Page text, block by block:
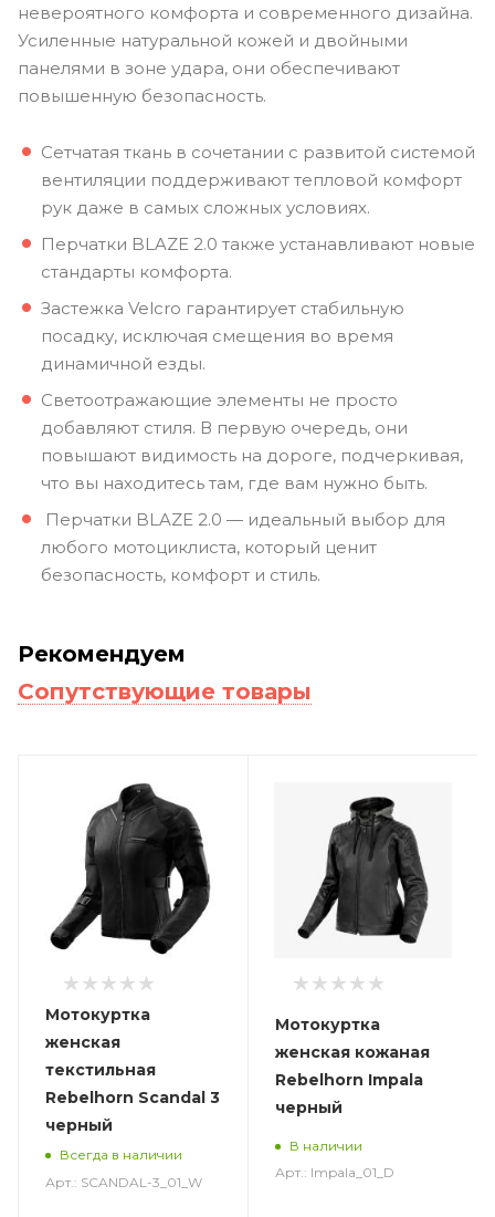
невероятного комфорта и современного дизайна.
Усиленные натуральной кожей и двойными
панелями в зоне удара, они обеспечивают
повышенную безопасность.
Сетчатая ткань в сочетании с развитой системой
вентиляции поддерживают тепловой комфорт
рук даже в самых сложных условиях.
Перчатки BLAZE 2.0 также устанавливают новые
стандарты комфорта.
Застежка Velcro гарантирует стабильную
посадку, исключая смещения во время
динамичной езды.
Светоотражающие элементы не просто
добавляют стиля. В первую очередь, они
повышают видимость на дороге, подчеркивая,
что вы находитесь там, где вам нужно быть.
Перчатки BLAZE 2.0 — идеальный выбор для
любого мотоциклиста, который ценит
безопасность, комфорт и стиль.
Рекомендуем
Сопутствующие товары
Мотокуртка
женская
текстильная
Rebelhorn Scandal 3
черный
Всегда в наличии
Арт.: SCANDAL-3_01_W
Мотокуртка
женская кожаная
Rebelhorn Impala
черный
В наличии
Арт.: Impala_01_D